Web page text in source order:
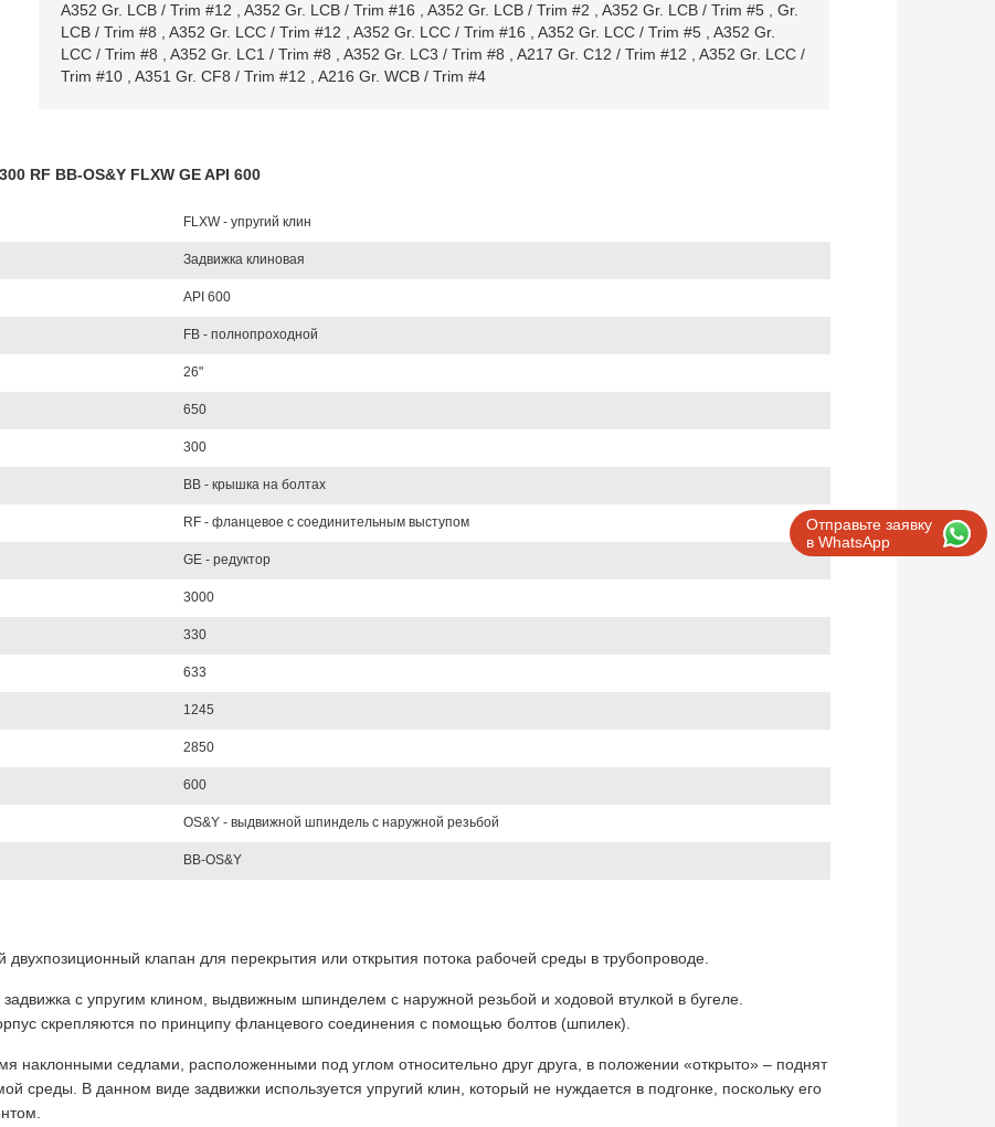
Отправьте заявку
в WhatsApp
A352 Gr. LCB / Trim #12
A352 Gr. LCB / Trim #16 A352 Gr. LCB / Trim #2 A352 Gr. LCB / Trim #5, Gr.
LCB / Trim #8
A352 Gr. LCC / Trim #12 A352 Gr. LCC / Trim #16 A352 Gr. LCC / Trim #5, A352 Gr.
LCC / Trim #8
A352 Gr. LC1 / Trim #8 A352 Gr. LC3 / Trim #8 A217 Gr. C12 / Trim #12
A352 Gr. LCC /
Trim #10, A351 Gr. CF8 / Trim #12 A216 Gr. WCB / Trim #4
RF BB-OS&Y FLXW GE API 600
FLXW - упругий клин
Задвижка клиновая
API 600
FB - полнопроходной
26"
650
300
BB - крышка на болтах
RF - фланцевое с соединительным выступом
GE - редуктор
3000
330
633
1245
2850
600
OS&Y - выдвижной шпиндель с наружной резьбой
BB-OS&Y
клапан для перекрытия или открытия потока рабочей среды в трубопроводе.
с упругим клином, выдвижным шпинделем с наружной резьбой и ходовой втулкой в бугеле.
скрепляются по принципу фланцевого соединения с помощью болтов (шпилек).
наклонными седлами, расположенными под углом относительно друг друга, в положении «открыто» – поднят
среды. В данном виде задвижки используется упругий клин, который не нуждается в подгонке, поскольку его